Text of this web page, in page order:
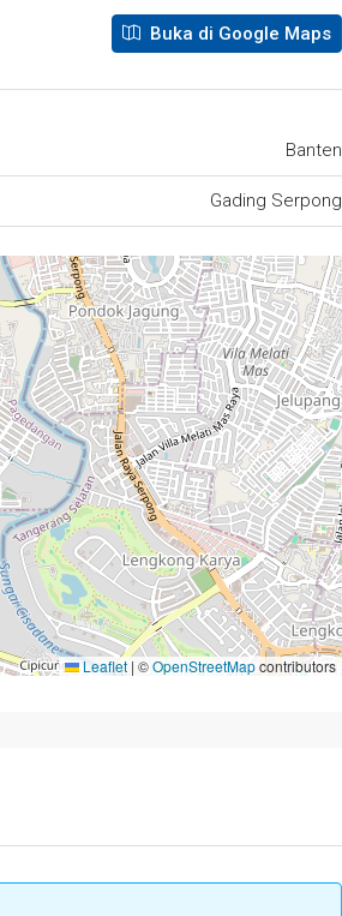
Buka di Google Maps
Banten
Gading Serpong
Leaflet | ©OpenStreetMapcontributors